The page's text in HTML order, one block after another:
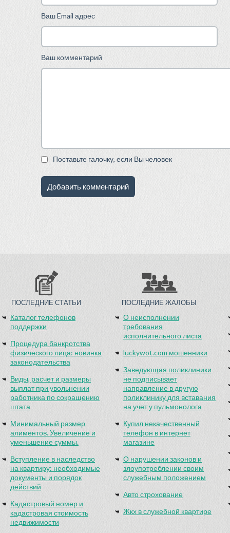
Ваш Email адрес
Ваш комментарий
Поставьте галочку, если Вы человек
ПОСЛЕДНИЕ СТАТЬИ
Каталог телефонов
поддержки
Процедура банкротства
физического лица: новинка
законодательства
Виды, расчет и размеры
выплат при увольнении
работника по сокращению
штата
Минимальный размер
алиментов. Увеличение и
уменьшение суммы.
Вступление в наследство
на квартиру: необходимые
документы и порядок
действий
Кадастровый номер и
кадастровая стоимость
недвижимости
ПОСЛЕДНИЕ ЖАЛОБЫ
О неисполнении
требования
исполнительного листа
luckywot.com мошенники
Заведующая поликлиники
не подписывает
направление в другую
поликлинику для вставания
на учет у пульмонолога
Купил некачественный
телефон в интернет
магазине
О нарушении законов и
злоупотреблении своим
служебным положением
Авто строхование
Жкх в служебной квартире